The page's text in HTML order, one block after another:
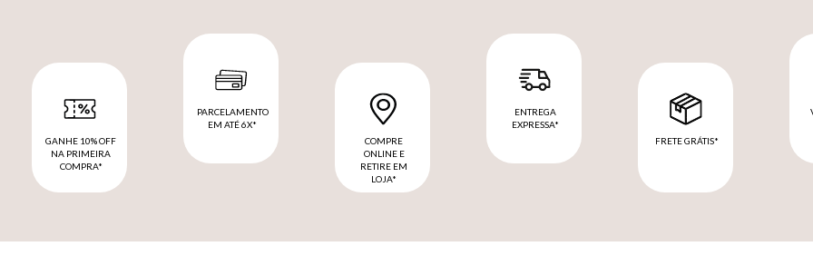
GANHE 10% OFF
NA PRIMEIRA
COMPRA*
PARCELAMENTO
EM ATÉ 6X*
COMPRE
ONLINE E
RETIRE EM
LOJA*
ENTREGA
EXPRESSA*
FRETE GRÁTIS*